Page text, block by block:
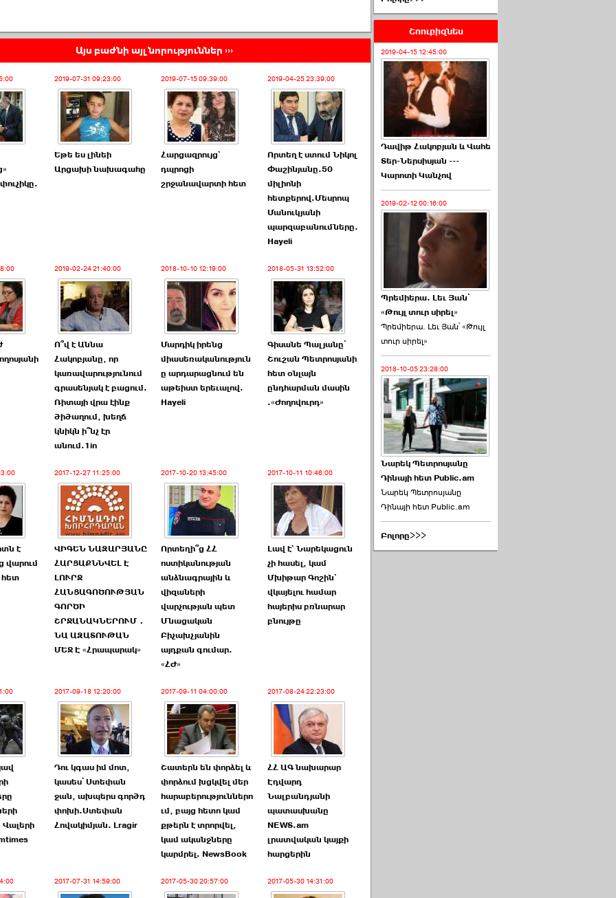
Այս բաժնի այլ նորություններ ›››
2019-07-31 09:23:00
Եթե ես լինեի
Արցախի նախագահը
2019-07-15 09:39:00
Հարցազրույց`
դպրոցի
շրջանավարտի հետ
2019-04-25 23:39:00
Որտեղ է ստում Նիկոլ
Փաշինյանը.50
միլիոնի
հետքերով.Մեսրոպ
Մանուկյանի
պարզաբանումները.
Hayeli
2019-02-24 21:40:00
Ո՞վ է Աննա
Հակոբյանը, որ
կառավարությունում
գրասենյակ է բացում.
Ռիտայի վրա էինք
ծիծաղում, խեղճ
կնիկն ի՞նչ էր
անում.1in
2018-10-10 12:19:00
Մարդիկ իրենց
միասեռականություն
ը արդարացնում են
աթեիստ երեւալով.
Hayeli
2018-05-31 13:52:00
Գիսանե Պալյանը՝
Շուշան Պետրոսյանի
հետ օնլայն
ընդհարման մասին
.«Ժողովուրդ»
է
վարում
հետ
2017-12-27 11:25:00
ՎԻԳԵՆ ՆԱԶԱՐՅԱՆԸ
ՀԱՐՑԱՔՆՆՎԵԼ Է
ԼՈՒՐՋ
ՀԱՆՑԱԳՈԾՈՒԹՅԱՆ
ԳՈՐԾԻ
ՇՐՋԱՆԱԿՆԵՐՈՒՄ․
ՆԱ ԱԶԱՏՈՒԹԱՆ
ՄԵՋ Է «Հրապարակ»
2017-10-20 13:45:00
Որտեղի՞ց ՀՀ
ոստիկանության
անձնագրային և
վիզաների
վարչության պետ
Մնացական
Բիչախչյանին
այդքան գումար.
«ՀԺ»
2017-10-11 10:46:00
Լավ է` Նարեկացուն
չի հասել, կամ
Մխիթար Գոշին`
վկայելու համար
հայերիս բռնարար
բնույթը
2017-09-18 12:20:00
Դու կգաս իմ մոտ,
կասես՝ Ստեփան
ջան, ախպերս գործդ
փոխի.Ստեփան
Հովակիմյան. Lragir
2017-09-11 04:00:00
Շատերն են փորձել և
փորձում խցկվել մեր
հարաբերություններո
ւմ, բայց հետո կամ
քթերն է տրորվել,
կամ ականջները
կարմրել. NewsBook
2017-08-24 22:23:00
ՀՀ ԱԳ նախարար
Էդվարդ
Նալբանդյանի
պատասխանը
NEWS.am
լրատվական կայքի
հարցերին
2017-07-31 14:59:00 2017-05-30 20:57:00 2017-05-30 14:31:00
Շոուբիզնես
2019-04-15 12:45:00
Դավիթ Հակոբյան և Վահե
Տեր-Ներսիսյան ---
Կարոտի Կանչով
2019-02-12 00:16:00
Պրեմիերա. Լեւ Յան՝
«Թույլ տուր սիրել»
Պրեմիերա. Լեւ Յան՝ «Թույլ
տուր սիրել»
2018-10-05 23:28:00
Նարեկ Պետրոսյանը
Դինայի հետ Public.am
Նարեկ Պետրոսյանը
Դինայի հետ Public.am
Բոլորը>>>